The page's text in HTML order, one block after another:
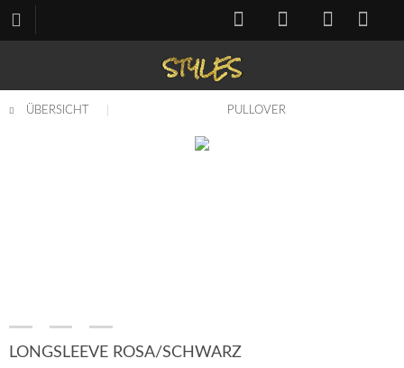
ÜBERSICHT PULLOVER
LONGSLEEVE ROSA/SCHWARZ